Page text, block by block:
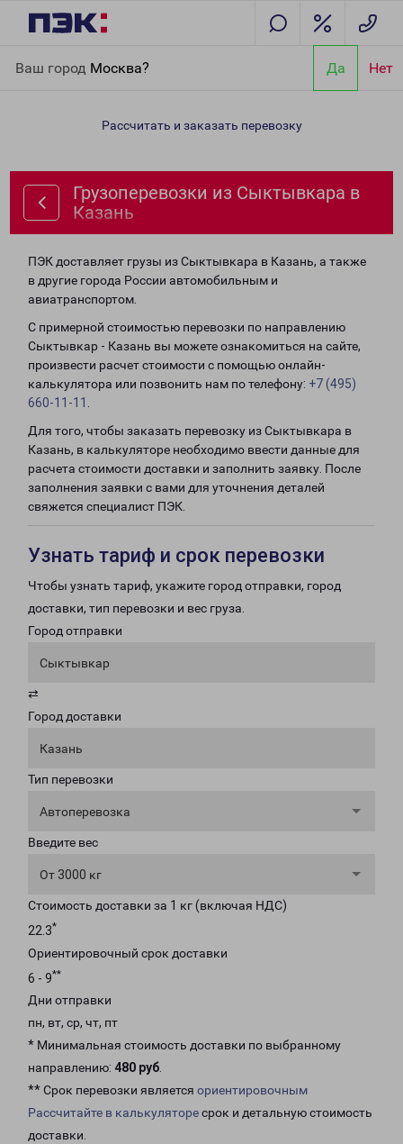
Ваш город Москва? Да Нет
Казань
Рассчитать и заказать перевозку
Грузоперевозки из Сыктывкара в
Казань
ПЭК доставляет грузы из Сыктывкара в Казань, а также
в другие города России автомобильным и
авиатранспортом.
С примерной стоимостью перевозки по направлению
Сыктывкар - Казань вы можете ознакомиться на сайте,
произвести расчет стоимости с помощью онлайн-
калькулятора или позвонить нам по телефону: +7 (495)
660-11-11
Для того, чтобы заказать перевозку из Сыктывкара в
Казань, в калькуляторе необходимо ввести данные для
расчета стоимости доставки и заполнить заявку. После
заполнения заявки с вами для уточнения деталей
свяжется специалист ПЭК.
Узнать тариф и срок перевозки
Чтобы узнать тариф, укажите город отправки, город
доставки, тип перевозки и вес груза.
Город отправки
Сыктывкар
⇄
Город доставки
Казань
Тип перевозки
Автоперевозка
Введите вес
От 3000 кг
Стоимость доставки за 1 кг (включая НДС)
22.3*
Ориентировочный срок доставки
6 - 9**
Дни отправки
пн, вт, ср, чт, пт
* Минимальная стоимость доставки по выбранному
направлению: 480 руб.
** Срок перевозки является ориентировочным
Рассчитайте в калькуляторесрок и детальную стоимость
доставки.